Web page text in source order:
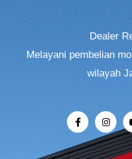
Dealer
Melayani pembelian
wilayah
F
a
e
I
n
s
t